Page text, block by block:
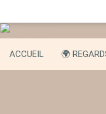
ACCUEIL 🌍